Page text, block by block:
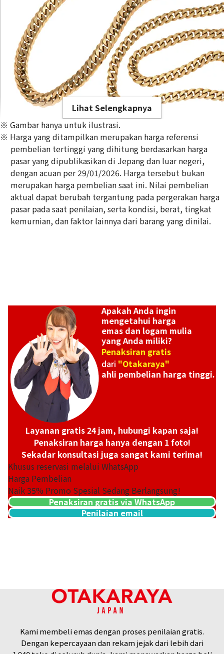
18K gold (K18) Kihei necklace
356,8g
Referensi Harga Buyback
Rp 796.316.230
Lihat Selengkapnya
※ Gambar hanya untuk ilustrasi.
※ Harga yang ditampilkan merupakan harga referensi
pembelian tertinggi yang dihitung berdasarkan harga
pasar yang dipublikasikan di Jepang dan luar negeri,
dengan acuan per 29/01/2026. Harga tersebut bukan
merupakan harga pembelian saat ini. Nilai pembelian
aktual dapat berubah tergantung pada pergerakan harga
pasar pada saat penilaian, serta kondisi, berat, tingkat
kemurnian, dan faktor lainnya dari barang yang dinilai.
Apakah Anda ingin
mengetahui harga
emas dan logam mulia
yang Anda miliki?
Penaksiran gratis
dari "Otakaraya"
ahli pembelian harga tinggi.
Layanan gratis 24 jam, hubungi kapan saja!
Penaksiran harga hanya dengan 1 foto!
Sekadar konsultasi juga sangat kami terima!
Khusus reservasi melalui WhatsApp
Harga Pembelian
Naik35% Promo Spesial Sedang Berlangsung!
Penaksiran gratis via WhatsApp
Penilaian email
Kami membeli emas dengan proses penilaian gratis.
Dengan kepercayaan dan rekam jejak dari lebih dari